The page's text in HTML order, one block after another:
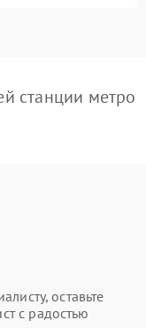
станции метро
оставьте
с радостью